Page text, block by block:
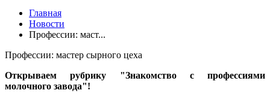
Главная
Новости
Профессии: маст...
Профессии: мастер сырного цеха
Открываем рубрику "Знакомство с профессиями
молочного завода"!